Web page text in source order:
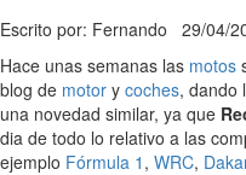
Escrito por: Fernando 29/04/
Hace unas semanas las motos
blog de motor y coches, dando
una novedad similar, ya que
dia de todo lo relativo a las
ejemplo Fórmula 1 , WRC,